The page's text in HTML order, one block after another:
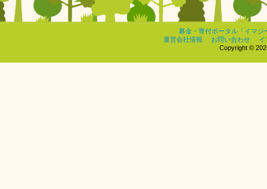
募金・寄付ポータル「イマジ
運営会社情報
お問い合わせ
イ
Copyright ©